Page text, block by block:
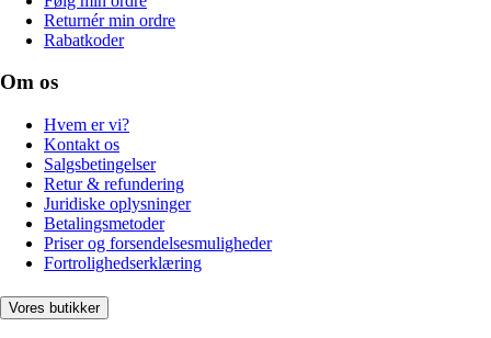
Returnér min ordre
Rabatkoder
Om os
Hvem er vi?
Kontakt os
Salgsbetingelser
Retur & refundering
Juridiske oplysninger
Betalingsmetoder
Priser og forsendelsesmuligheder
Fortrolighedserklæring
Vores butikker